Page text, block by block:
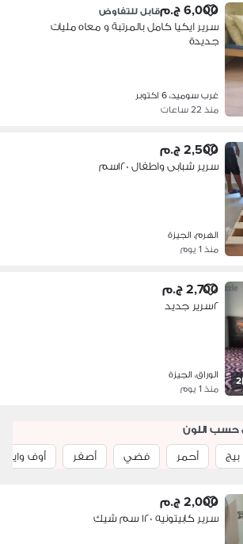
6,000 ج.م قابل للتفاوض
سرير ايكيا كامل بالمرتبة و معاه مليات
جديدة
غرب سوميد، 6 اكتوبر
منذ 22 ساعات
2,500 ج.م
سرير شبابى واطفال ١٢٠سم
الهرم، الجيزة
منذ 1 يوم
2
2,700 ج.م
٢سرير جديد
الوراق، الجيزة
منذ 1 يوم
حسب اللون
بيج أحمر فضي أصفر أوف وايت
2,000 ج.م
سرير كابيتونيه ١٢٠ سم شيك